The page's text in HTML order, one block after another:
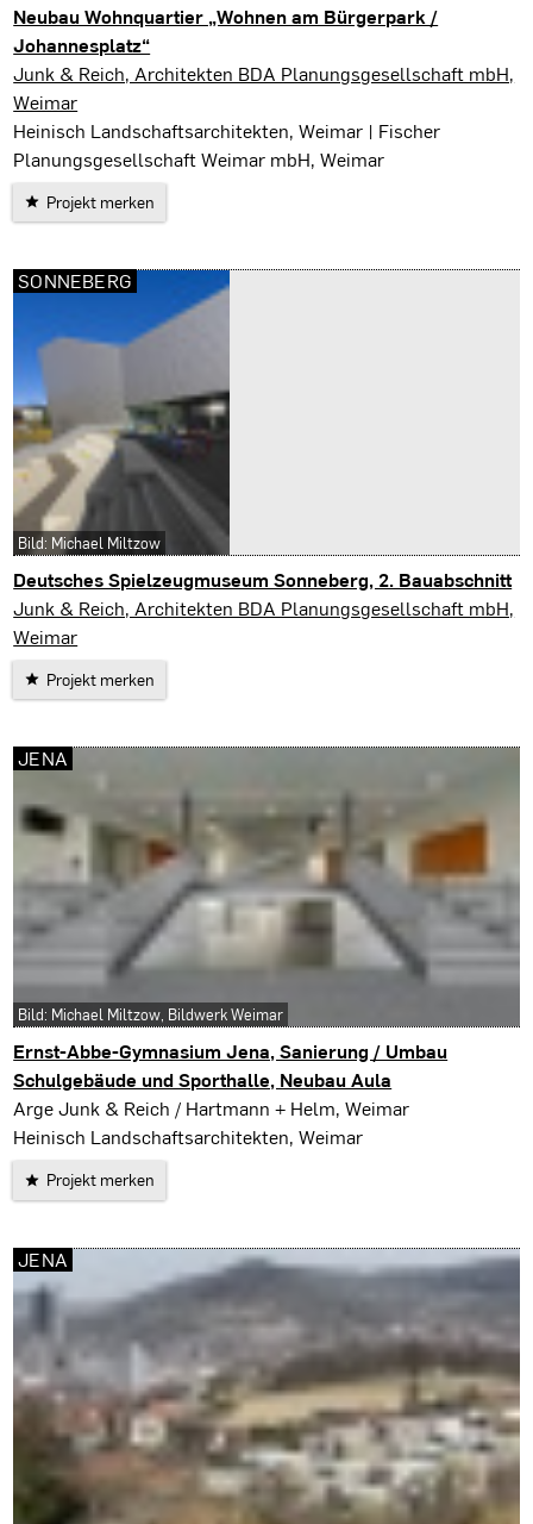
Neubau Wohnquartier „Wohnen am Bürgerpark /
Johannesplatz“
Erfurt
Junk & Reich, Architekten BDA Planungsgesellschaft mbH,
Weimar
Heinisch Landschaftsarchitekten, Weimar | Fischer
Planungsgesellschaft Weimar mbH, Weimar
Projekt merken
Deutsches Spielzeugmuseum Sonneberg, 2. Bauabschnitt
Sonneberg
Junk & Reich, Architekten BDA Planungsgesellschaft mbH,
Weimar
Projekt merken
SONNEBERG
Bild: Michael Miltzow
Ernst-Abbe-Gymnasium Jena, Sanierung / Umbau
Schulgebäude und Sporthalle, Neubau Aula
Jena
Arge Junk & Reich / Hartmann + Helm, Weimar
Heinisch Landschaftsarchitekten, Weimar
Projekt merken
JENA
Bild: Michael Miltzow, Bildwerk Weimar
JENA